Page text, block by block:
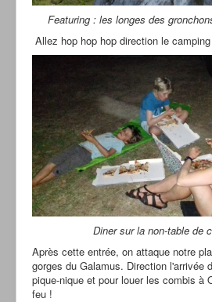
Featuring : les longes des
Allez hop hop hop direction le
Diner sur la non-table de
Après cette entrée, on attaque notre
gorges du Galamus. Direction l'arrivée
pique-nique et pour louer les combis à
feu !